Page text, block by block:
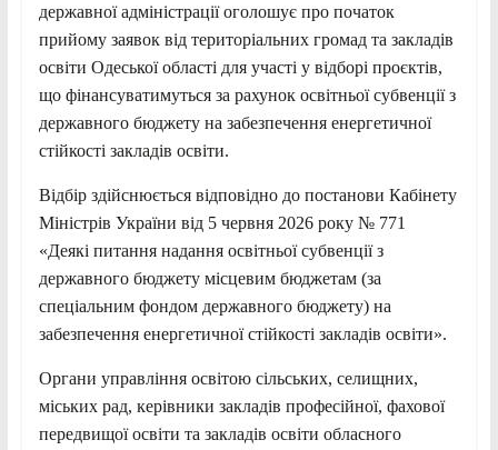
державної адміністрації оголошує про початок
прийому заявок від територіальних громад та закладів
освіти Одеської області для участі у відборі проєктів,
що фінансуватимуться за рахунок освітньої субвенції з
державного бюджету на забезпечення енергетичної
стійкості закладів освіти.
Відбір здійснюється відповідно до постанови Кабінету
Міністрів України від 5 червня 2026 року № 771
«Деякі питання надання освітньої субвенції з
державного бюджету місцевим бюджетам (за
спеціальним фондом державного бюджету) на
забезпечення енергетичної стійкості закладів освіти».
Органи управління освітою сільських, селищних,
міських рад, керівники закладів професійної, фахової
передвищої освіти та закладів освіти обласного